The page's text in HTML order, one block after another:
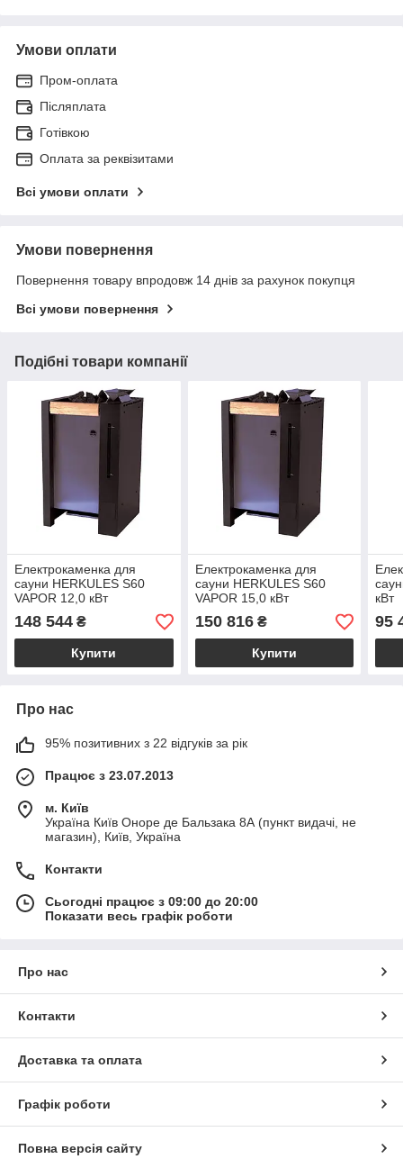
Умови оплати
Пром-оплата
Післяплата
Готівкою
Оплата за реквізитами
Всі умови оплати
Умови повернення
Повернення товару впродовж 14 днів за рахунок покупця
Всі умови повернення
Подібні товари компанії
Електрокаменка для
сауни HERKULES S60
VAPOR 12,0 кВт
148 544 ₴
Купити
Електрокаменка для
сауни HERKULES S60
VAPOR 15,0 кВт
150 816₴
Купити
кВт
95
Про нас
95% позитивних з 22 відгуків за рік
Працює з 23.07.2013
м. Київ
Україна Київ Оноре де Бальзака 8А (пункт видачі, не
магазин), Київ, Україна
Контакти
Сьогодні працює з 09:00 до 20:00
Показати весь графік роботи
Про нас
Контакти
Доставка та оплата
Графік роботи
Повна версія сайту